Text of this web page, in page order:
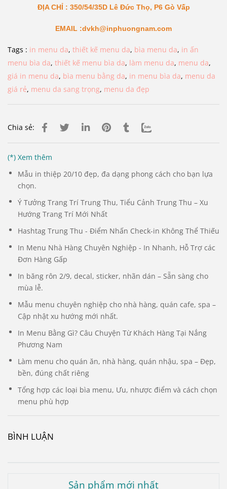
ĐỊA CHỈ : 350/54/35D Lê Đức Thọ, P6 Gò Vấp
EMAIL :dvkh@inphuongnam.com
Tags : in menu da, thiết kế menu da, bìa menu da, in ấn
menu bìa da, thiết kế menu bìa da, làm menu da, menu da,
giá in menu da, bìa menu bằng da, in menu bìa da, menu da
giá rẻ, menu da sang trọng, menu da đẹp
Chia sẻ:
(*) Xem thêm
Mẫu in thiệp 20/10 đẹp, đa dạng phong cách cho bạn lựa
chọn.
Ý Tưởng Trang Trí Trung Thu, Tiểu Cảnh Trung Thu – Xu
Hướng Trang Trí Mới Nhất
Hashtag Trung Thu - Điểm Nhấn Check-in Không Thể Thiếu
In Menu Nhà Hàng Chuyên Nghiệp - In Nhanh, Hỗ Trợ các
Đơn Hàng Gấp
In băng rôn 2/9, decal, sticker, nhãn dán – Sẵn sàng cho
mùa lễ.
Mẫu menu chuyên nghiệp cho nhà hàng, quán cafe, spa –
Cập nhật xu hướng mới nhất.
In Menu Bằng Gì? Câu Chuyện Từ Khách Hàng Tại Nắng
Phương Nam
Làm menu cho quán ăn, nhà hàng, quán nhậu, spa – Đẹp,
bền, đúng chất riêng
Tổng hợp các loại bìa menu, Ưu, nhược điểm và cách chọn
menu phù hợp
BÌNH LUẬN
Sản phẩm mới nhất